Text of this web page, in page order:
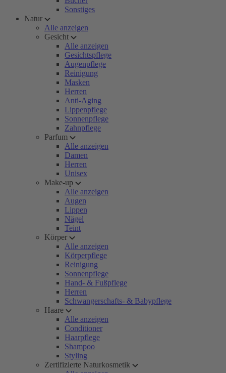
Sonstiges
Natur
Alle anzeigen
Gesicht
Alle anzeigen
Gesichtspflege
Augenpflege
Reinigung
Masken
Herren
Anti-Aging
Lippenpflege
Sonnenpflege
Zahnpflege
Parfum
Alle anzeigen
Damen
Herren
Unisex
Make-up
Alle anzeigen
Augen
Lippen
Nägel
Teint
Körper
Alle anzeigen
Körperpflege
Reinigung
Sonnenpflege
Hand- & Fußpflege
Herren
Schwangerschafts- & Babypflege
Haare
Alle anzeigen
Conditioner
Haarpflege
Shampoo
Styling
Zertifizierte Naturkosmetik